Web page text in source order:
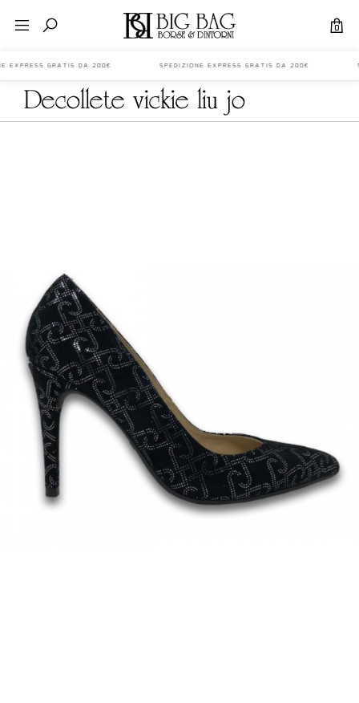
0
EXPRESS GRATIS DA 200€ SPEDIZIONE EXPRESS GRATIS DA 200€
decollete vickie liu jo